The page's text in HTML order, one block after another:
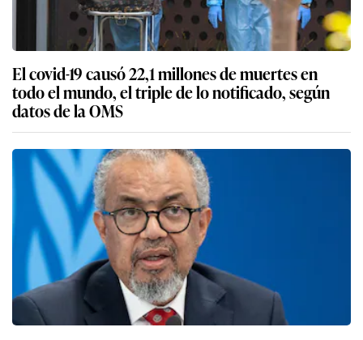
El covid-19 causó 22,1 millones de muertes en
todo el mundo, el triple de lo notificado, según
datos de la OMS